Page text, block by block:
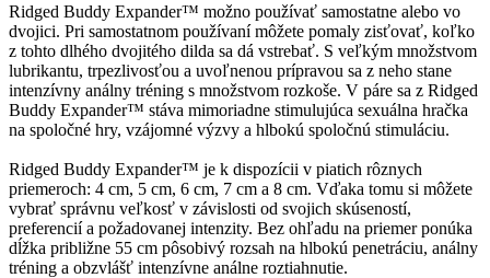
Ridged Buddy Expander™ možno používať samostatne alebo vo
dvojici. Pri samostatnom používaní môžete pomaly zisťovať, koľko
z tohto dlhého dvojitého dilda sa dá vstrebať. S veľkým množstvom
lubrikantu, trpezlivosťou a uvoľnenou prípravou sa z neho stane
intenzívny análny tréning s množstvom rozkoše. V páre sa z Ridged
Buddy Expander™ stáva mimoriadne stimulujúca sexuálna hračka
na spoločné hry, vzájomné výzvy a hlbokú spoločnú stimuláciu.
Ridged Buddy Expander™ je k dispozícii v piatich rôznych
priemeroch: 4 cm, 5 cm, 6 cm, 7 cm a 8 cm. Vďaka tomu si môžete
vybrať správnu veľkosť v závislosti od svojich skúseností,
preferencií a požadovanej intenzity. Bez ohľadu na priemer ponúka
dĺžka približne 55 cm pôsobivý rozsah na hlbokú penetráciu, análny
tréning a obzvlášť intenzívne análne roztiahnutie.